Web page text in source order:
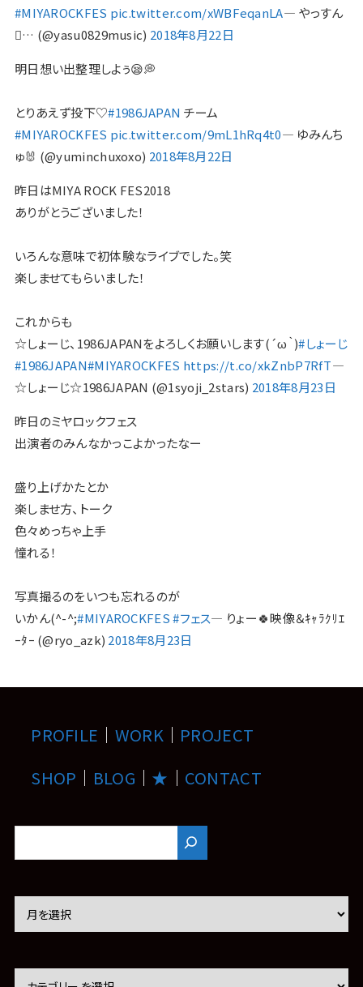
#MIYAROCKFES pic.twitter.com/xWBFeqanLA— やっすん
… (@yasu0829music) 2018年8月22日
明日想い出整理しよぅ😪💭
とりあえず投下♡#1986JAPAN チーム
#MIYAROCKFES pic.twitter.com/9mL1hRq4t0— ゆみんち
ゅ🐰 (@yuminchuxoxo) 2018年8月22日
昨日はMIYA ROCK FES2018
ありがとうございました！
いろんな意味で初体験なライブでした。笑
楽しませてもらいました！
これからも
☆しょーじ、1986JAPANをよろしくお願いします(´ω｀)#しょーじ
#1986JAPAN#MIYAROCKFES https://t.co/xkZnbP7RfT—
☆しょーじ☆1986JAPAN (@1syoji_2stars) 2018年8月23日
昨日のミヤロックフェス
出演者のみんなかっこよかったなー
盛り上げかたとか
楽しませ方、トーク
色々めっちゃ上手
憧れる！
写真撮るのをいつも忘れるのが
いかん(^-^;#MIYAROCKFES #フェス— りょー🍀映像＆ｷｬﾗｸﾘｴ
ｰﾀｰ (@ryo_azk) 2018年8月23日
PROFILE ｜ WORK｜ PROJECT
SHOP ｜ BLOG ｜ ★ ｜ CONTACT
カ
ブ